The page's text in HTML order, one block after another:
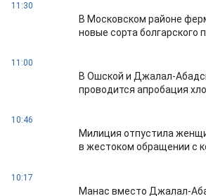
11:30
В Московском районе
новые сорта болгарского
11:00
В Ошской и Джалал-
проводится апробация
10:46
Милиция отпустила
в жестоком обращении с
10:17
Манас вместо Джалал-